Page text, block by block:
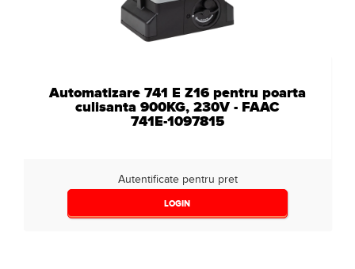
Automatizare 741 E Z16 pentru poarta
culisanta 900KG, 230V - FAAC
741E-1097815
Autentificate pentru pret
LOGIN